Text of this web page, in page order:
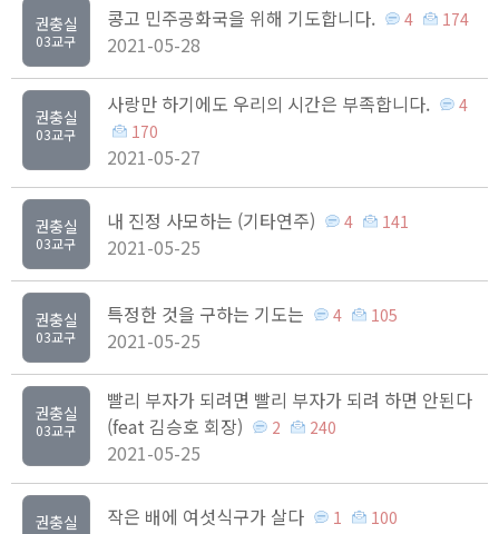
권충실
03교구
콩고 민주공화국을 위해 기도합니다. 4 174
2021-05-28
권충실
03교구
사랑만 하기에도 우리의 시간은 부족합니다.
4
170
2021-05-27
권충실
03교구
내 진정 사모하는 (기타연주) 4 141
2021-05-25
권충실
03교구
특정한 것을 구하는 기도는 4 105
2021-05-25
권충실
03교구
빨리 부자가 되려면 빨리 부자가 되려 하면 안된다
(feat 김승호 회장)
2 240
2021-05-25
권충실 작은 배에 여섯식구가 살다 1 100